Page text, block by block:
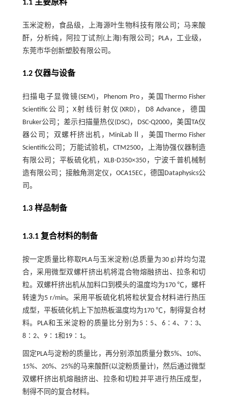
1.1 主要原料
玉米淀粉，食品级，上海源叶生物科技有限公司；马来酸
酐，分析纯，阿拉丁试剂(上海)有限公司；PLA，工业级，
东莞市华创新塑胶有限公司。
1.2 仪器与设备
扫描电子显微镜(SEM)，Phenom Pro，美国Thermo Fisher
Scientific公司；X射线衍射仪(XRD)，D8 Advance，德国
Bruker公司；差示扫描量热仪(DSC)，DSC-Q2000，美国TA仪
器公司；双螺杆挤出机，MiniLabⅡ，美国Thermo Fisher
Scientific公司；万能试验机，CTM2500，上海协强仪器制造
有限公司；平板硫化机，XLB-D350×350，宁波千普机械制
造有限公司；接触角测定仪，OCA15EC，德国Dataphysics公
司。
1.3 样品制备
1.3.1 复合材料的制备
按一定质量比称取PLA与玉米淀粉(总质量为30 g)并均匀混
合，采用微型双螺杆挤出机将混合物熔融挤出、拉条和切
粒。双螺杆挤出机从加料口到模头的温度均为170 ℃，螺杆
转速为5 r/min。采用平板硫化机将粒状复合材料进行热压
成型，平板硫化机上下加热板温度均为170 ℃，制得复合材
料。PLA和玉米淀粉的质量比分别为5∶5、6∶4、7∶3、
8∶2、9∶1和19∶1。
固定PLA与淀粉的质量比，再分别添加质量分数5%、10%、
15%、20%、25%的马来酸酐(以淀粉质量计)，然后通过微型
双螺杆挤出机熔融挤出、拉条和切粒并平进行热压成型，
制得不同的复合材料。